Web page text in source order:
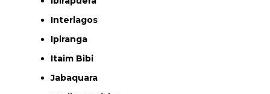
Interlagos
Ipiranga
Itaim Bibi
Jabaquara